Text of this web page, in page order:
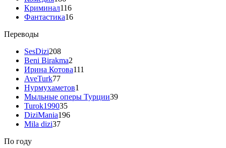
Криминал116
Фантастика16
Переводы
SesDizi208
Beni Birakma2
Ирина Котова111
AveTurk77
Нурмухаметов1
Мыльные оперы Турции39
Turok199035
DiziMania196
Mila dizi37
По году